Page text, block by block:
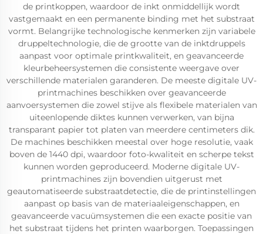
de printkoppen, waardoor de inkt onmiddellijk wordt
vastgemaakt en een permanente binding met het substraat
vormt. Belangrijke technologische kenmerken zijn variabele
druppeltechnologie, die de grootte van de inktdruppels
aanpast voor optimale printkwaliteit, en geavanceerde
kleurbeheersystemen die consistente weergave over
verschillende materialen garanderen. De meeste digitale UV-
printmachines beschikken over geavanceerde
aanvoersystemen die zowel stijve als flexibele materialen van
uiteenlopende diktes kunnen verwerken, van bijna
transparant papier tot platen van meerdere centimeters dik.
De machines beschikken meestal over hoge resolutie, vaak
boven de 1440 dpi, waardoor foto-kwaliteit en scherpe tekst
kunnen worden geproduceerd. Moderne digitale UV-
printmachines zijn bovendien uitgerust met
geautomatiseerde substraatdetectie, die de printinstellingen
aanpast op basis van de materiaaleigenschappen, en
geavanceerde vacuümsystemen die een exacte positie van
het substraat tijdens het printen waarborgen. Toepassingen